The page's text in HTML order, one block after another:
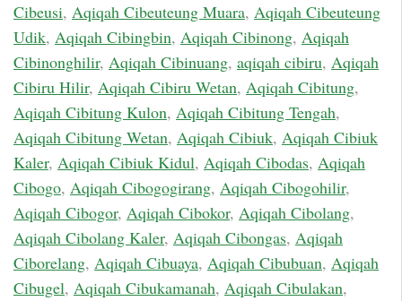
Cibeusi, Aqiqah Cibeuteung Muara, Aqiqah Cibeuteung
Udik, Aqiqah Cibingbin, Aqiqah Cibinong, Aqiqah
Cibinonghilir, Aqiqah Cibinuang, aqiqah cibiru, Aqiqah
Cibiru Hilir, Aqiqah Cibiru Wetan, Aqiqah Cibitung,
Aqiqah Cibitung Kulon, Aqiqah Cibitung Tengah,
Aqiqah Cibitung Wetan, Aqiqah Cibiuk, Aqiqah Cibiuk
Kaler, Aqiqah Cibiuk Kidul, Aqiqah Cibodas, Aqiqah
Cibogo, Aqiqah Cibogogirang, Aqiqah Cibogohilir,
Aqiqah Cibogor, Aqiqah Cibokor, Aqiqah Cibolang,
Aqiqah Cibolang Kaler, Aqiqah Cibongas, Aqiqah
Ciborelang, Aqiqah Cibuaya, Aqiqah Cibubuan, Aqiqah
Cibugel, Aqiqah Cibukamanah, Aqiqah Cibulakan,